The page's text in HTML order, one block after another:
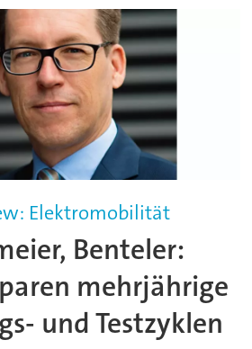
Elektromobilität
Benteler:
mehrjährige
und Testzyklen